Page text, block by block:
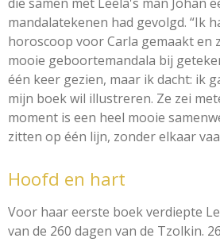
mandalatekenen had gevolgd. “Ik
horoscoop voor Carla gemaakt en
mooie geboortemandala bij
één keer gezien, maar ik dacht: ik
mijn boek wil illustreren. Ze zei
moment is een heel mooie
zitten op één lijn, zonder elkaar
Hoofd en hart
Voor haar eerste boek verdiepte
van de 260 dagen van de Tzolkin.